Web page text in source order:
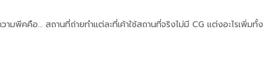
มพีคคือ… สถานที่ถ่ายทำแต่ละที่เค้าใช้สถานที่จริงไม่มี CG แต่งอะไรเพิ่มทั้ง